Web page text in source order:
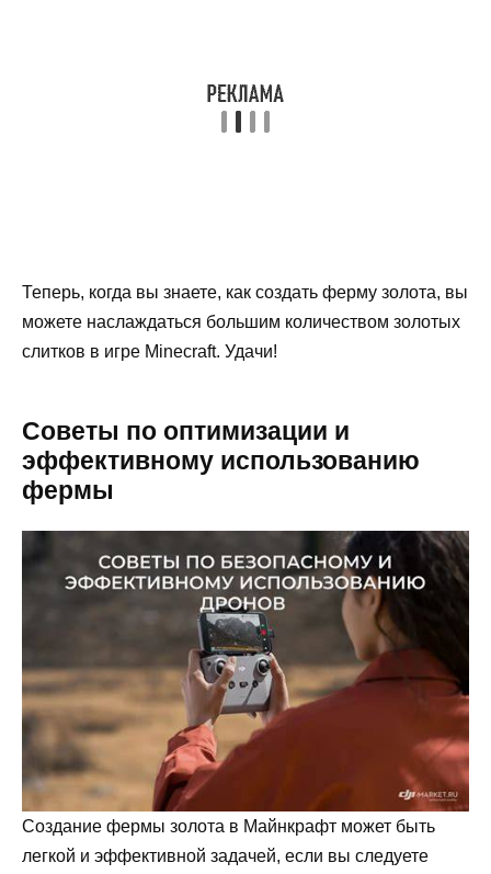
Теперь, когда вы знаете, как создать ферму золота, вы
можете наслаждаться большим количеством золотых
слитков в игре Minecraft. Удачи!
Советы по оптимизации и
эффективному использованию
фермы
Создание фермы золота в Майнкрафт может быть
легкой и эффективной задачей, если вы следуете